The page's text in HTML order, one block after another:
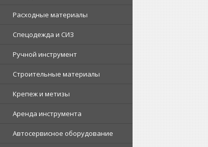
Расходные материалы
Спецодежда и СИЗ
Ручной инструмент
Строительные материалы
Крепеж и метизы
Аренда инструмента
Автосервисное оборудование